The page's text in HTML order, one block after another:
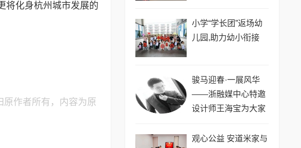
将化身杭州城市发展的
作者所有，内容为原
小学“学长团”返场幼
儿园,助力幼小衔接
骏马迎春·一展风华
——浙融媒中心特邀
设计师王海宝为大家
祥瑞
观心公益 安道米家与